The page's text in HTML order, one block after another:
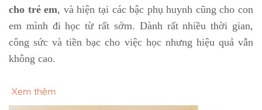
cho trẻ em, và hiện tại các bậc phụ huynh cũng cho con
em mình đi học từ rất sớm. Dành rất nhiều thời gian,
công sức và tiền bạc cho việc học nhưng hiệu quả vẫn
không cao.
Xem thêm